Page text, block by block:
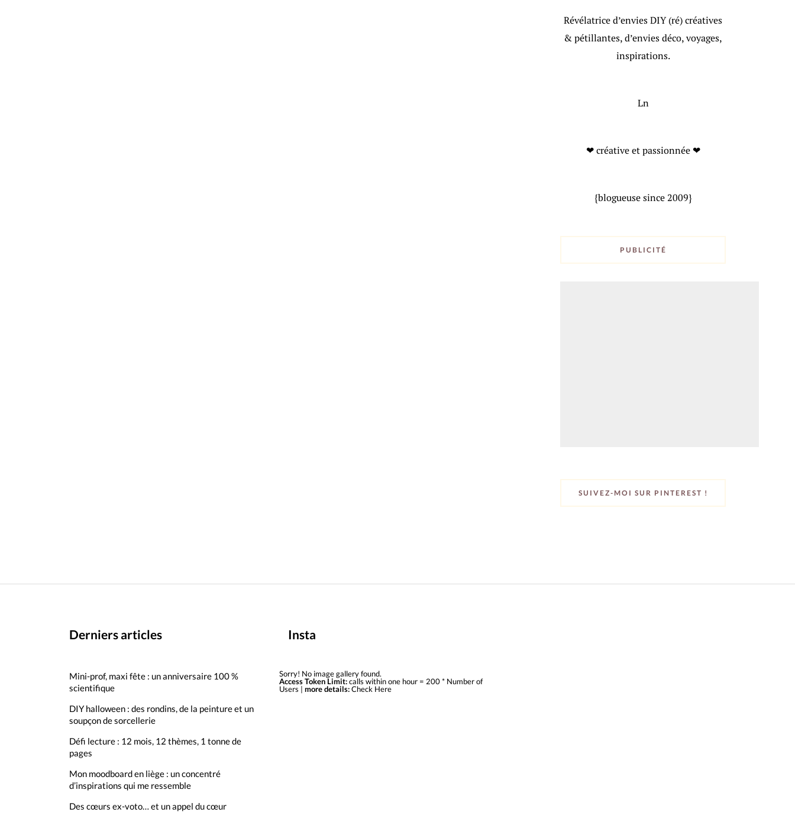
Révélatrice d’envies DIY (ré) créatives
& pétillantes, d’envies déco, voyages,
inspirations.
Ln
❤ créative et passionnée ❤
{blogueuse since 2009}
PUBLICITÉ
SUIVEZ-MOI SUR PINTEREST !
Derniers articles
Mini-prof, maxi fête : un anniversaire 100 %
scientifique
DIY halloween : des rondins, de la peinture et un
soupçon de sorcellerie
Défi lecture : 12 mois, 12 thèmes, 1 tonne de
pages
Mon moodboard en liège : un concentré
d’inspirations qui me ressemble
Des cœurs ex-voto… et un appel du cœur
Insta
Sorry! No image gallery found.
Access Token Limit:calls within one hour = 200 * Number of
Users | more details: Check Here